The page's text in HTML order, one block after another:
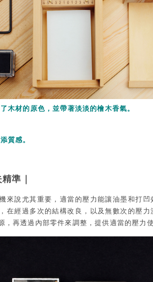
木材的原色，並帶著淡淡的檜木香氣。
質感。
準｜
來說尤其重要，適當的壓力能讓油墨和打
在經過多次的結構改良，以及無數次的壓
，再透過內部零件來調整，提供適當的壓力